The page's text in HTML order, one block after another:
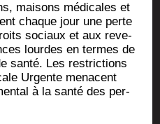
mai­sons médi­cales et
chaque jour une perte
sociaux et aux reve­
lourdes en termes de
san­té. Les res­tric­tions
Urgente menacent
à la san­té des per­